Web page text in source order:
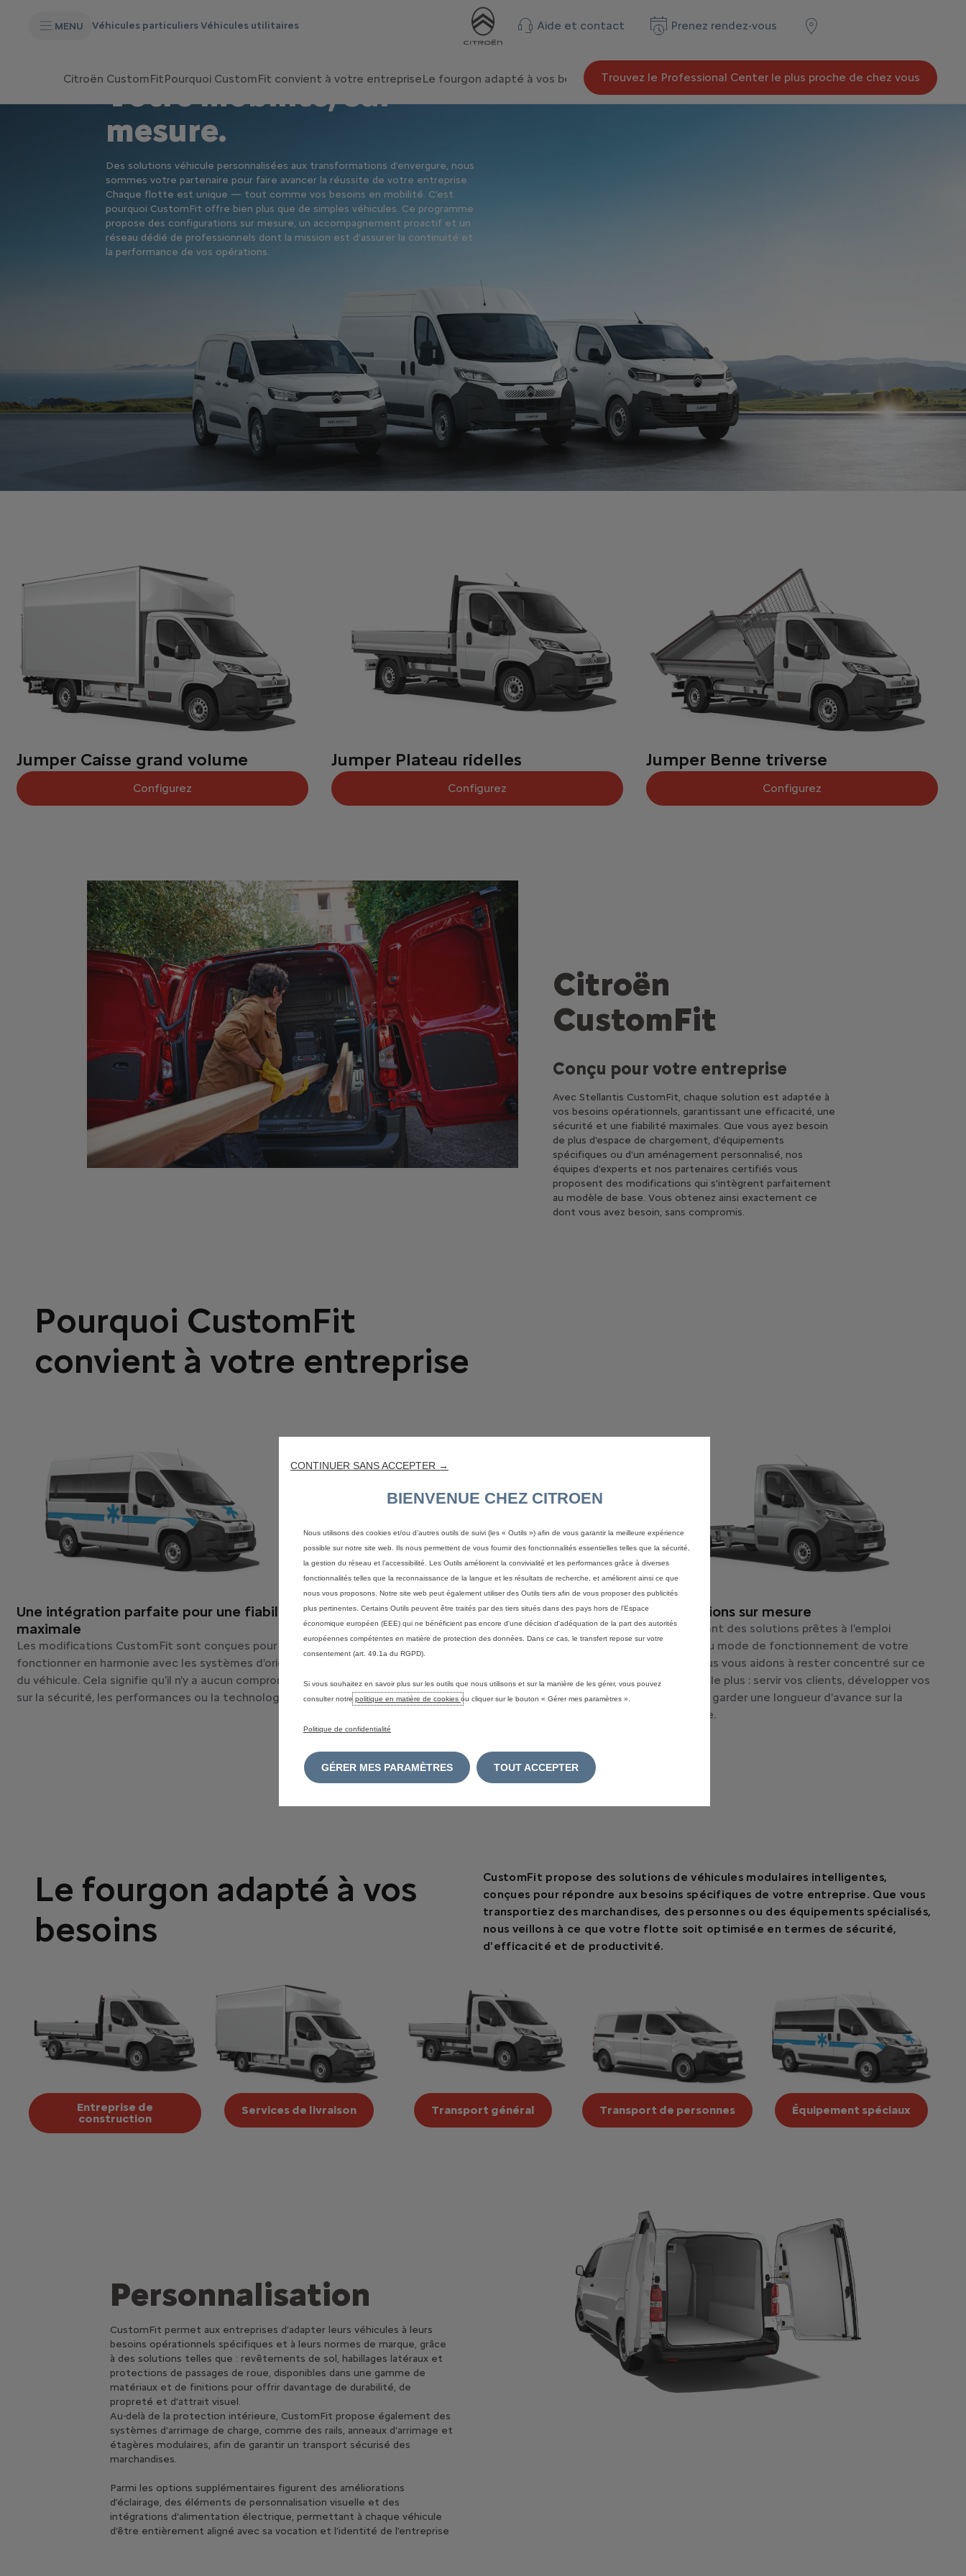
t
MENU Véhicules particuliersVéhicules utilitaires Aide et contact Prenez rendez-vous
t
Citroën CustomFitPourquoi CustomFit convient à votre entrepriseLe fourgon adapté à vos besoins Personnalisation
Trouvez le Professional Center le plus proche de chez vous
Votre mobilité, sur
mesure.
Des solutions véhicule personnalisées aux transformations d’envergure, nous
sommes votre partenaire pour faire avancer la réussite de votre entreprise.
Chaque flotte est unique — tout comme vos besoins en mobilité. C’est
pourquoi CustomFit offre bien plus que de simples véhicules. Ce programme
propose des configurations sur mesure, un accompagnement proactif et un
réseau dédié de professionnels dont la mission est d’assurer la continuité et
la performance de vos opérations.
Jumper Caisse grand volume
Configurez
Jumper Plateau ridelles
Configurez
Jumper Benne triverse
Configurez
Citroën
CustomFit
Conçu pour votre entreprise
Avec Stellantis CustomFit, chaque solution est adaptée à
vos besoins opérationnels, garantissant une efficacité, une
sécurité et une fiabilité maximales. Que vous ayez besoin
de plus d'espace de chargement, d'équipements
spécifiques ou d'un aménagement personnalisé, nos
équipes d'experts et nos partenaires certifiés vous
proposent des modifications qui s'intègrent parfaitement
au modèle de base. Vous obtenez ainsi exactement ce
dont vous avez besoin, sans compromis.
Pourquoi CustomFit
convient à votre entreprise
Une intégration parfaite pour une fiabilité
maximale
Les modifications CustomFit sont conçues pour
fonctionner en harmonie avec les systèmes d'origine
du véhicule. Cela signifie qu'il n'y a aucun compromis
sur la sécurité, les performances ou la technologie.
Une qualité et une sécurité dignes de
confiance
normes strictes de qualité et de sécurité,
garantissant une durabilité à long terme et une
tranquillité d'esprit. Avec un réseau mondial de plus
également une personnalisation rapide et évolutive.
Des solutions sur mesure
En fournissant des solutions prêtes à l'emploi
adaptées au mode de fonctionnement de votre
activité, nous vous aidons à rester concentré sur ce
qui compte le plus : servir vos clients, développer vos
activités et garder une longueur d'avance sur la
concurrence.
Le fourgon adapté à vos
besoins
CustomFit propose des solutions de véhicules modulaires intelligentes,
conçues pour répondre aux besoins spécifiques de votre entreprise. Que vous
transportiez des marchandises, des personnes ou des équipements spécialisés,
nous veillons à ce que votre flotte soit optimisée en termes de sécurité,
d'efficacité et de productivité.
Entreprise de
construction
Services de livraison Transport général Transport de personnes Équipement spéciaux
Personnalisation
CustomFit permet aux entreprises d’adapter leurs véhicules à leurs
besoins opérationnels spécifiques et à leurs normes de marque, grâce
à des solutions telles que : revêtements de sol, habillages latéraux et
protections de passages de roue, disponibles dans une gamme de
matériaux et de finitions pour offrir davantage de durabilité, de
propreté et d’attrait visuel.
Au-delà de la protection intérieure, CustomFit propose également des
systèmes d’arrimage de charge, comme des rails, anneaux d’arrimage et
étagères modulaires, afin de garantir un transport sécurisé des
marchandises.
Parmi les options supplémentaires figurent des améliorations
d’éclairage, des éléments de personnalisation visuelle et des
intégrations d’alimentation électrique, permettant à chaque véhicule
d’être entièrement aligné avec sa vocation et l’identité de l’entreprise
CONTINUER SANS ACCEPTER →
BIENVENUE CHEZ CITROEN
Nous utilisons des cookies et/ou d’autres outils de suivi (les « Outils ») afin de vous garantir la meilleure expérience
possible sur notre site web. Ils nous permettent de vous fournir des fonctionnalités essentielles telles que la sécurité,
la gestion du réseau et l’accessibilité. Les Outils améliorent la convivialité et les performances grâce à diverses
fonctionnalités telles que la reconnaissance de la langue et les résultats de recherche, et améliorent ainsi ce que
nous vous proposons. Notre site web peut également utiliser des Outils tiers afin de vous proposer des publicités
plus pertinentes. Certains Outils peuvent être traités par des tiers situés dans des pays hors de l'Espace
économique européen (EEE) qui ne bénéficient pas encore d'une décision d'adéquation de la part des autorités
européennes compétentes en matière de protection des données. Dans ce cas, le transfert repose sur votre
consentement (art. 49.1a du RGPD).
Si vous souhaitez en savoir plus sur les outils que nous utilisons et sur la manière de les gérer, vous pouvez
consulter notre politique en matière de cookies ou cliquer sur le bouton « Gérer mes paramètres ».
Politique de confidentialité
GÉRER MES PARAMÈTRES TOUT ACCEPTER